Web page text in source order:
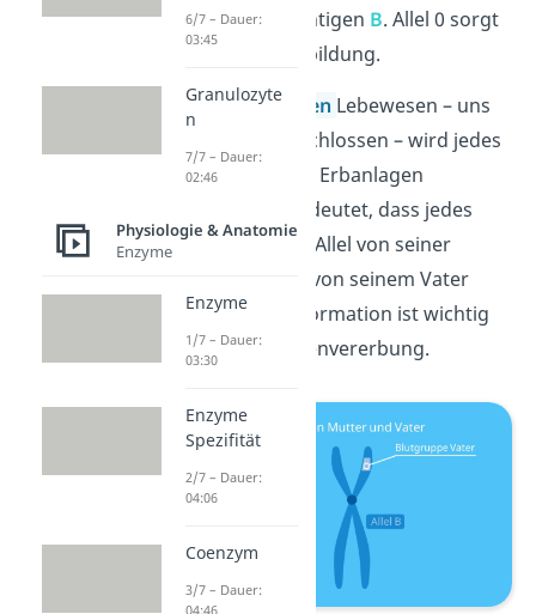
die Bildung von Antigen B. Allel 0 sorgt
für keine Antigenbildung.
Bei jedemdiploiden Lebewesen – uns
Menschen eingeschlossen – wird jedes
Merkmal von zwei Erbanlagen
bestimmt. Das bedeutet, dass jedes
Nachkommen ein Allel von seiner
Mutter und eines von seinem Vater
bekommt. Die Information ist wichtig
für die Blutgruppenvererbung.
6/7 – Dauer:
03:45
Granulozyte
n
7/7 – Dauer:
02:46
Physiologie & Anatomie
Enzyme
Enzyme
1/7 – Dauer:
03:30
Enzyme
Spezifität
2/7 – Dauer:
04:06
Coenzym
3/7 – Dauer:
04:46